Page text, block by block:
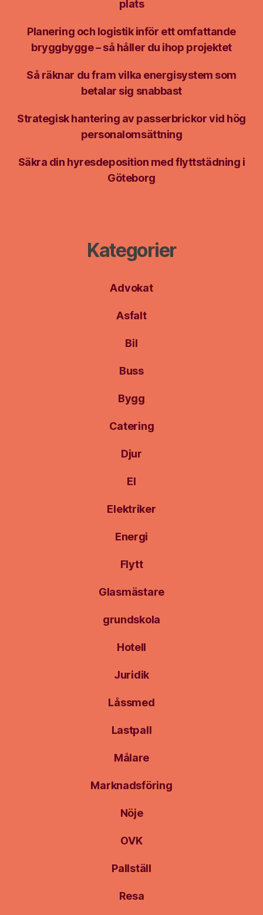
plats
Planering och logistik inför ett omfattande
bryggbygge – så håller du ihop projektet
Så räknar du fram vilka energisystem som
betalar sig snabbast
Strategisk hantering av passerbrickor vid hög
personalomsättning
Säkra din hyresdeposition med flyttstädning i
Göteborg
Kategorier
Advokat
Asfalt
Bil
Buss
Bygg
Catering
Djur
El
Elektriker
Energi
Flytt
Glasmästare
grundskola
Hotell
Juridik
Låssmed
Lastpall
Målare
Marknadsföring
Nöje
OVK
Pallställ
Resa